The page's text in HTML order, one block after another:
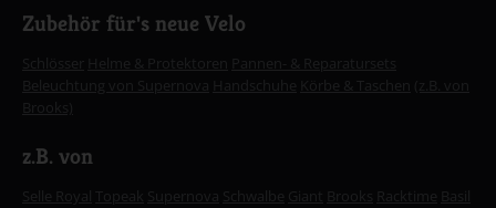
Zubehör für's neue Velo
Schlösser Helme & Protektoren
Pannen- & Reparatursets
Beleuchtung von Supernova
Körbe & Taschen
(z.B. von
Brooks)
z.B. von
Selle Royal Topeak Supernova Schwalbe Brooks